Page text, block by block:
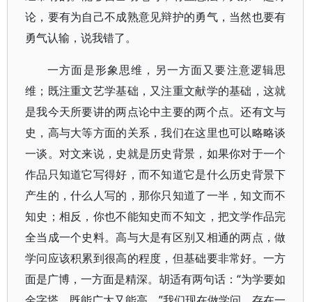
论，要有为自己不成熟意见辩护的勇气，当然也要有
勇气认输，说我错了。
一方面是形象思维，另一方面又要注意逻辑思
维；既注重文艺学基础，又注重文献学的基础，这就
是我今天所要讲的两点论中主要的两个点。还有文与
史，高与大等方面的关系，我们在这里也可以略略谈
一谈。对文来说，史就是历史背景，如果你对于一个
作品只知道它写得好，而不知道它是什么历史背景下
产生的，什么人写的，那你只知道了一半，知文而不
知史；相反，你也不能知史而不知文，把文学作品完
全当成一个史料。高与大是有区别又相通的两点，做
学问应该积累到很高的程度，但基础要非常好。一方
面是广博，一方面是精深。胡适有两句话：“为学要如